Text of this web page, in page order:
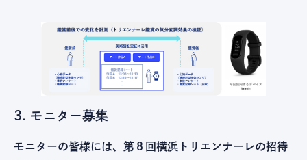
3. モニター募集
モニターの皆様には、第８回横浜トリエンナーレの招待